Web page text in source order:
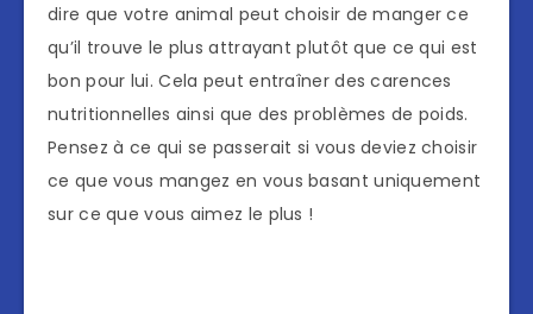
dire que votre animal peut choisir de manger ce
qu’il trouve le plus attrayant plutôt que ce qui est
bon pour lui. Cela peut entraîner des carences
nutritionnelles ainsi que des problèmes de poids.
Pensez à ce qui se passerait si vous deviez choisir
ce que vous mangez en vous basant uniquement
sur ce que vous aimez le plus !